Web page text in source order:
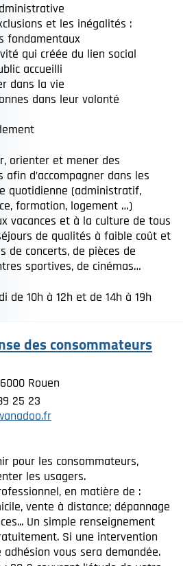
et les inégalités :
fondamentaux
qui créée du lien social
accueilli
dans la vie
dans leur volonté
orienter et mener des
d’accompagner dans les
quotidienne (administratif,
formation, logement …)
vacances et à la culture de tous
de qualités à faible coût et
de concerts, de pièces de
sportives, de cinémas…
de 10h à 12h et de 14h à 19h
des consommateurs
Rouen
25 23
pour les consommateurs,
les usagers.
en matière de :
vente à distance; dépannage
Un simple renseignement
Si une intervention
adhésion vous sera demandée.